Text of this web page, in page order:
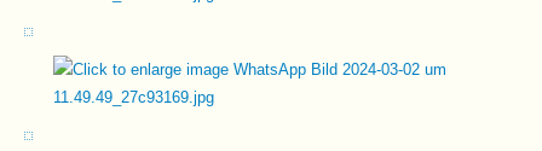
sich herum. Hierbei ist er neugierig und aufgeschlossen unterwegs,
absolut freundlich und lieb! Mit den anderen Hunden gibt es keinerlei
Probleme, und auch dem Menschen folgt er bereits und sucht die
ihm liebevolle Grenzen setzen kann und ihn auch in der